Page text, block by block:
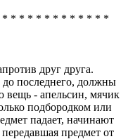
* * * * * * * * * * * *
друг друга.
последнего, должны
вещь - апельсин, мячик
подбородком или
падает, начинают
предмет от